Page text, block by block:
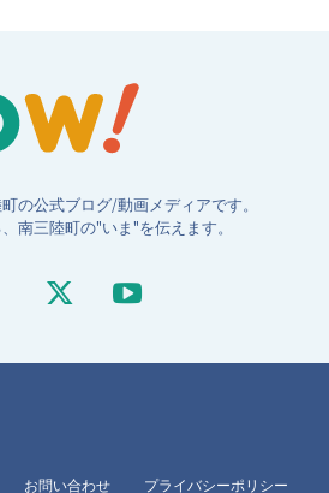
の公式ブログ/動画メディアです。
南三陸町の"いま"を伝えます。
お問い合わせ プライバシーポリシー